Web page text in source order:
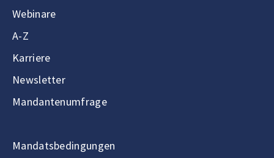
Webinare
A-Z
Karriere
Newsletter
Mandantenumfrage
Mandatsbedingungen